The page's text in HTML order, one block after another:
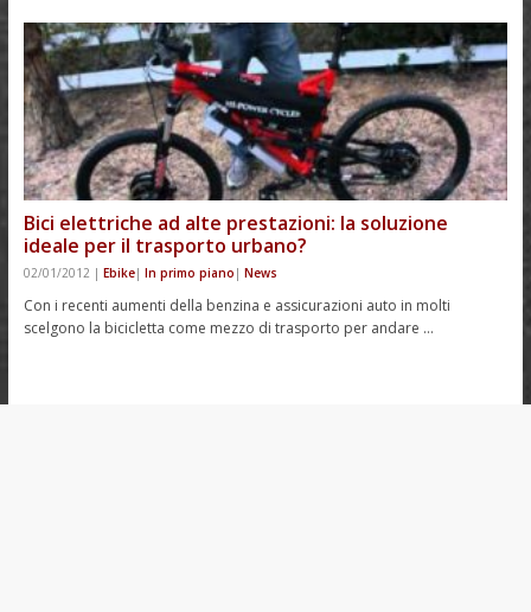
Bici elettriche ad alte prestazioni: la soluzione
ideale per il trasporto urbano?
02/01/2012 | Ebike| In primo piano | News
Con i recenti aumenti della benzina e assicurazioni auto in molti
scelgono la bicicletta come mezzo di trasporto per andare …